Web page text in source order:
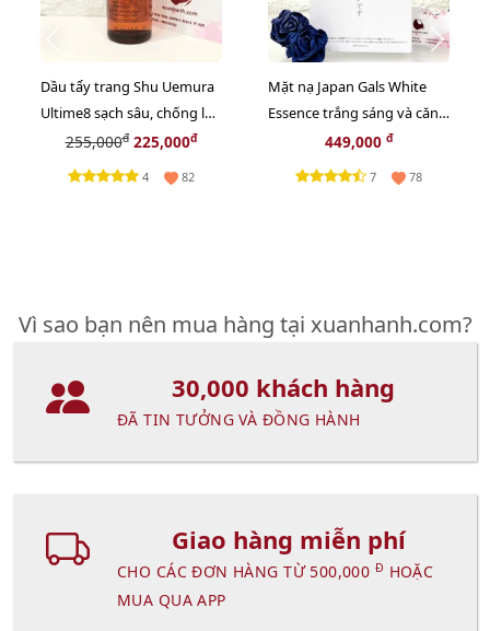
Dầu tẩy trang Shu Uemura
Ultime8 sạch sâu, chống lão
hóa cao cấp nhất - 50ml
255,000đ225,000đ
4 82
Mặt nạ Japan Gals White
Essence trắng sáng và căng
mọng da - 30pcs
449,000 đ
7 78
Vì sao bạn nên mua hàng tại xuanhanh.com?
30,000 khách hàng
ĐÃ TIN TƯỞNG VÀ ĐỒNG HÀNH
Giao hàng miễn phí
CHO CÁC ĐƠN HÀNG TỪ 500,000 Đ HOẶC
MUA QUA APP